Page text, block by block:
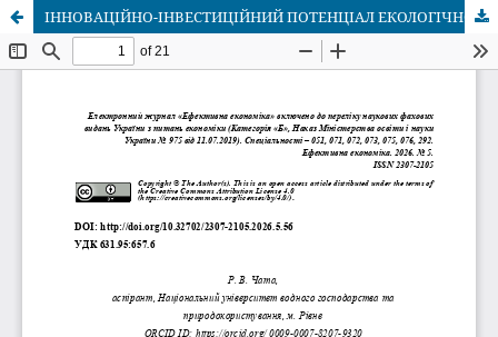
ІННОВАЦІЙНО-ІНВЕСТИЦІЙНИЙ ПОТЕНЦІАЛ ЕКОЛОГІЧНОГО АУДИТУ У СТАЛОМУ ЗЕМЛЕКОРИСТУВАННІ МАЛОГО АГРОБІЗНЕСУ